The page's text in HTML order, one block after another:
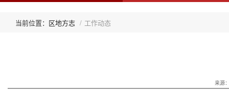
区地方志 工作动态
来源